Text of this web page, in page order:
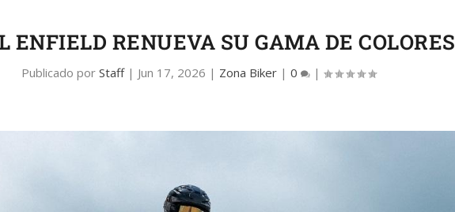
ENFIELD RENUEVA SU GAMA DE COLORES
Publicado por Staff| Jun 17, 2026 | Zona Biker| 0 |